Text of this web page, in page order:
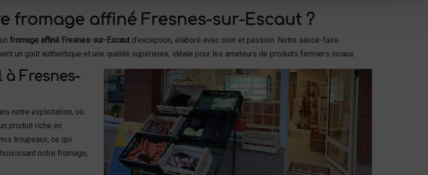
fromage affiné Fresnes-sur-Escaut ?
fromage affiné Fresnes-sur-Escautd’exception, élaboré avec soin et passion. Notre savoir-faire
un goût authentique et une qualité supérieure, idéale pour les amateurs de produits fermiers locaux.
Fresnes-
notre exploitation, où
produit riche en
troupeaux, ce qui
notre fromage,